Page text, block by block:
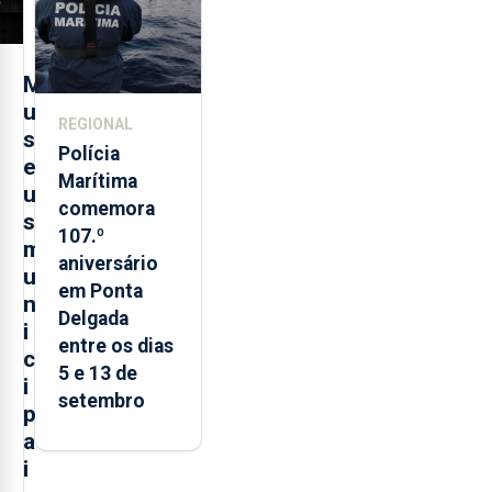
M
u
s
e
u
s
m
u
n
i
c
i
p
a
i
REGIONAL
Polícia
Marítima
comemora
107.º
aniversário
em Ponta
Delgada
entre os dias
5 e 13 de
setembro